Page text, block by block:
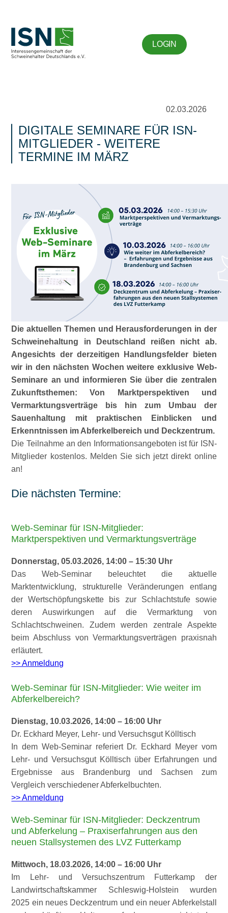
LOGIN
02.03.2026
DIGITALE SEMINARE FÜR ISN-
MITGLIEDER - WEITERE
TERMINE IM MÄRZ
Die aktuellen Themen und Herausforderungen in der
Schweinehaltung in Deutschland reißen nicht ab.
Angesichts der derzeitigen Handlungsfelder bieten
wir in den nächsten Wochen weitere exklusive Web-
Seminare an und informieren Sie über die zentralen
Zukunftsthemen: Von Marktperspektiven und
Vermarktungsverträge bis hin zum Umbau der
Sauenhaltung mit praktischen Einblicken und
Erkenntnissen im Abferkelbereich und Deckzentrum.
Die Teilnahme an den Informationsangeboten ist für ISN-
Mitglieder kostenlos. Melden Sie sich jetzt direkt online
an!
Die nächsten Termine:
Web-Seminar für ISN-Mitglieder:
Marktperspektiven und Vermarktungsverträge
Donnerstag, 05.03.2026, 14:00 – 15:30 Uhr
Das Web-Seminar beleuchtet die aktuelle
Marktentwicklung, strukturelle Veränderungen entlang
der Wertschöpfungskette bis zur Schlachtstufe sowie
deren Auswirkungen auf die Vermarktung von
Schlachtschweinen. Zudem werden zentrale Aspekte
beim Abschluss von Vermarktungsverträgen praxisnah
erläutert.
>> Anmeldung
Web-Seminar für ISN-Mitglieder: Wie weiter im
Abferkelbereich?
Dienstag, 10.03.2026, 14:00 – 16:00 Uhr
Dr. Eckhard Meyer, Lehr- und Versuchsgut Kölltisch
In dem Web-Seminar referiert Dr. Eckhard Meyer vom
Lehr- und Versuchsgut Kölltisch über Erfahrungen und
Ergebnisse aus Brandenburg und Sachsen zum
Vergleich verschiedener Abferkelbuchten.
>> Anmeldung
Web-Seminar für ISN-Mitglieder: Deckzentrum
und Abferkelung – Praxiserfahrungen aus den
neuen Stallsystemen des LVZ Futterkamp
Mittwoch, 18.03.2026, 14:00 – 16:00 Uhr
Im Lehr- und Versuchszentrum Futterkamp der
Landwirtschaftskammer Schleswig-Holstein wurden
2025 ein neues Deckzentrum und ein neuer Abferkelstall